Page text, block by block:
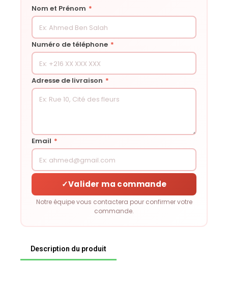
Nom et Prénom *
Numéro de téléphone *
Adresse de livraison *
Email *
✓Valider ma commande
Notre équipe vous contactera pour confirmer votre
commande.
Description du produit